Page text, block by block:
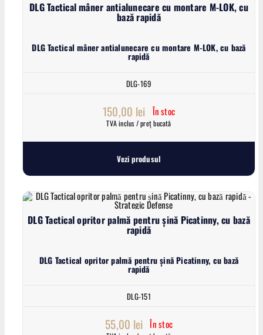
DLG Tactical mâner antialunecare cu montare M-LOK, cu
bază rapidă
DLG Tactical mâner antialunecare cu montare M-LOK, cu bază
rapidă
DLG-169
150,00 lei În stoc
TVA inclus / preț bucată
Vezi produsul
DLG Tactical opritor palmă pentru șină Picatinny, cu bază
rapidă
DLG Tactical opritor palmă pentru șină Picatinny, cu bază
rapidă
DLG-151
55,00 lei În stoc